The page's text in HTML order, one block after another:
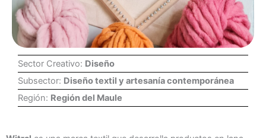
Sector Creativo: Diseño
Subsector: Diseño textil y artesanía contemporánea
Región: Región del Maule